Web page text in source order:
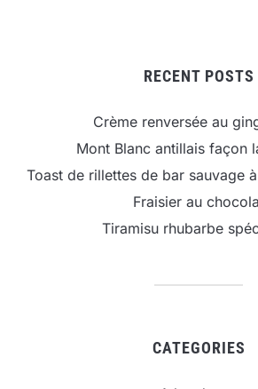
RECENT POSTS
Crème renversée au
Mont Blanc antillais façon
Toast de rillettes de bar sauvage
Fraisier au
Tiramisu rhubarbe
CATEGORIES